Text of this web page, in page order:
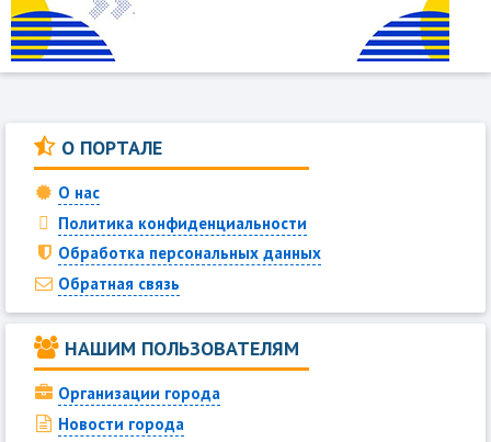
О ПОРТАЛЕ
О нас
Политика конфиденциальности
Обработка персональных данных
Обратная связь
НАШИМ ПОЛЬЗОВАТЕЛЯМ
Организации города
Новости города